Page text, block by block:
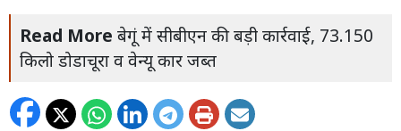
Read More बेगूं में सीबीएन की बड़ी कार्रवाई, 73.150
किलो डोडाचूरा व वेन्यू कार जब्त